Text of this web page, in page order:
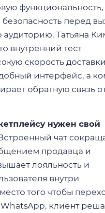
функциональность,
безопасность перед
Татьяна
внутренний тест
скорость доставки
интерфейс, а
обратную связь
нужен свой
чат
продавца и
лояльность и
внутри
того чтобы
клиент